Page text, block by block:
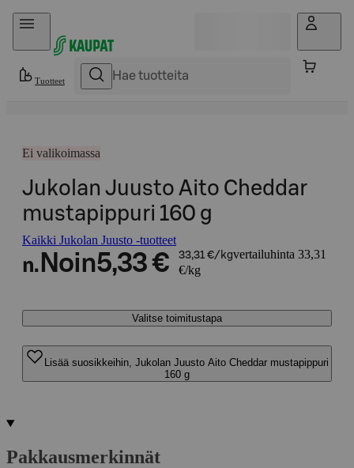
Hyppää sisältöön
Tuotteet
Ei valikoimassa
Jukolan Juusto Aito Cheddar
mustapippuri 160 g
Kaikki Jukolan Juusto -tuotteet
n. Noin5,33 € 33,31 €/kgvertailuhinta 33,31
€/kg
Valitse toimitustapa
Lisää suosikkeihin, Jukolan Juusto Aito Cheddar mustapippuri
160 g
Pakkausmerkinnät